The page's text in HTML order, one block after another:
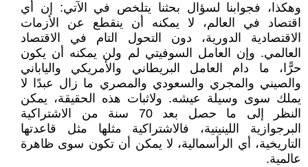
وهكذا، فجوابنا لسؤال بحثنا يتلخص في الآتي: إن أي
اقتصاد في العالم، لا يمكنه أن ينقطع عن الأزمات
الاقتصادية الدورية، دون التحول التام في الاقتصاد
العالمي. وإن العامل السوفيتي لم ولن يمكنه أن يكون
حرًّا، ما دام العامل البريطاني والأمريكي والياباني
والصيني والمجري والسعودي والمصري ما زال عبدًا لا
يملك سوى وسيلة عيشه. ولاثبات هذه الحقيقة، يمكن
النظر إلى ما حصل بعد 70 سنة من الاشتراكية
البرجوازية اللينينية، فالاشتراكية مثلها مثل قاعدتها
التاريخية، أي الرأسمالية، لا يمكن أن تكون سوى ظاهرة
عالمية.